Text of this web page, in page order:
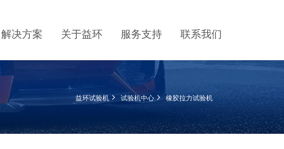
解决方案 关于益环 服务支持 联系我们
益环试验机 试验机中心 橡胶拉力试验机